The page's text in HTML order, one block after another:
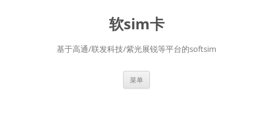
软sim卡
基于高通/联发科技/紫光展锐等平台的softsim
菜单